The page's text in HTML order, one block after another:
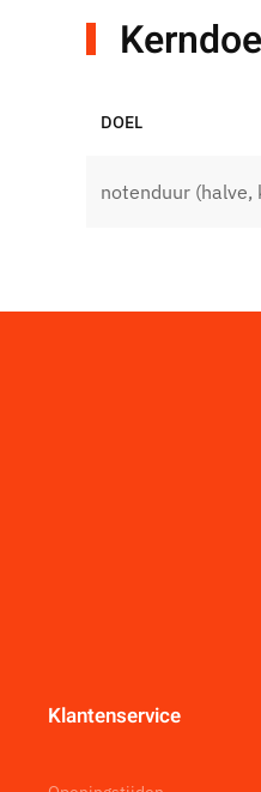
DOEL
notenduur
Klantenservice